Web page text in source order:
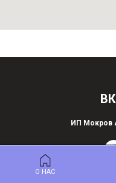
О НАС
ИП Мокров